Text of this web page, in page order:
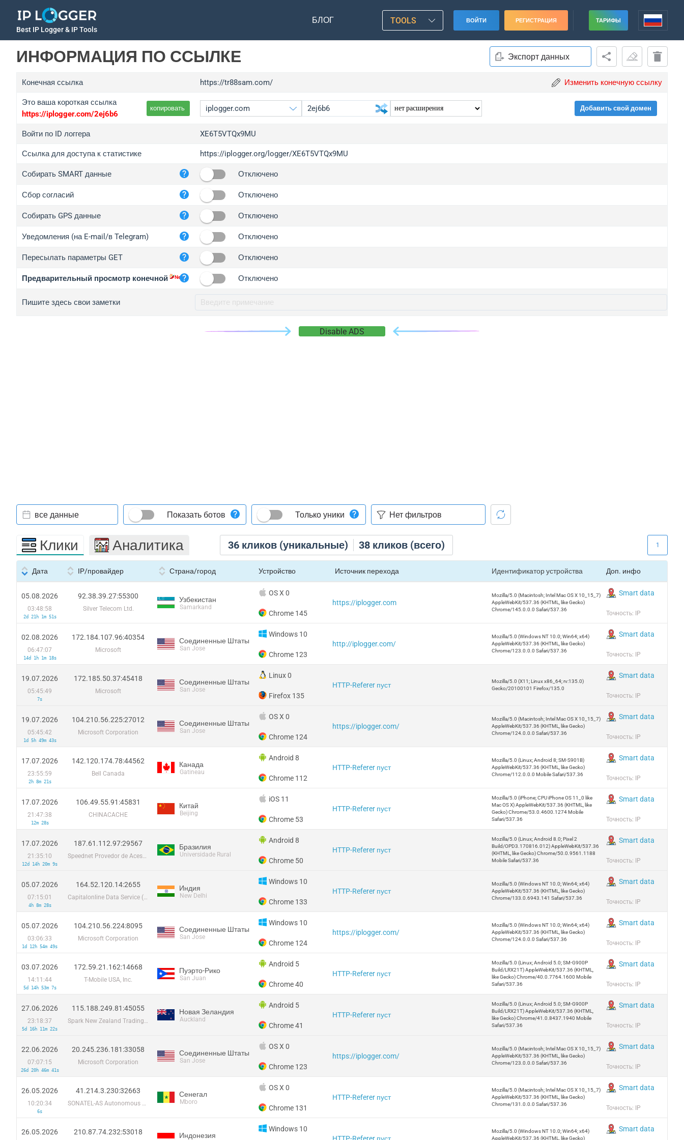
Best IP Logger & IP Tools
БЛОГ TOOLS ВОЙТИ РЕГИСТРАЦИЯ ТАРИФЫ
ИНФОРМАЦИЯ ПО ССЫЛКЕ Экспорт данных
Конечная ссылка https://tr88sam.com/ Изменить конечную ссылку
Это ваша короткая ссылка
https://iplogger.com/2ej6b6
копировать
iplogger.org
wl.gl
ed.tc
iplogger.com
iplogger.co
2no.co
yip.su
iplogger.info
Добавить свой домен
Войти по ID логгера XE6T5VTQx9MU
Ссылка для доступа к статистике https://iplogger.org/logger/XE6T5VTQx9MU
Собирать SMART данные Отключено
Сбор согласий Отключено
Собирать GPS данные Отключено
Уведомления (на E-mail/в Telegram) Отключено
Пересылать параметры GET Отключено
Предварительный просмотр конечной Отключено
Пишите здесь свои заметки
Disable ADS
36 кликов (уникальные) 38 кликов (всего)
все данные Показать ботов Только уники
Клики Аналитика 1
Дата IP/провайдер Страна/город Устройство Источник перехода Идентификатор устройства Доп. инфо
05.08.2026
03:48:58
2d 21h 1m 51s
92.38.39.27:55300
Silver Telecom Ltd.
Узбекистан
Samarkand
OS X 0
Chrome 145
https://iplogger.com
Mozilla/5.0 (Macintosh; Intel Mac OS X 10_15_7)
AppleWebKit/537.36 (KHTML, like Gecko)
Chrome/145.0.0.0 Safari/537.36
Smart data
Точность: IP
02.08.2026
06:47:07
14d 1h 1m 18s
172.184.107.96:40354
Microsoft
Соединенные Штаты
San Jose
Windows 10
Chrome 123
http://iplogger.com/
Mozilla/5.0 (Windows NT 10.0; Win64; x64)
AppleWebKit/537.36 (KHTML, like Gecko)
Chrome/123.0.0.0 Safari/537.36
Smart data
Точность: IP
19.07.2026
05:45:49
7s
172.185.50.37:45418
Microsoft
Соединенные Штаты
San Jose
Linux 0
Firefox 135
HTTP-Referer пуст
Mozilla/5.0 (X11; Linux x86_64; rv:135.0)
Gecko/20100101 Firefox/135.0
Smart data
Точность: IP
19.07.2026
05:45:42
1d 5h 49m 43s
104.210.56.225:27012
Microsoft Corporation
Соединенные Штаты
San Jose
OS X 0
Chrome 124
https://iplogger.com/
Mozilla/5.0 (Macintosh; Intel Mac OS X 10_15_7)
AppleWebKit/537.36 (KHTML, like Gecko)
Chrome/124.0.0.0 Safari/537.36
Smart data
Точность: IP
17.07.2026
23:55:59
2h 8m 21s
142.120.174.78:44562
Bell Canada
Канада
Gatineau
Android 8
Chrome 112
HTTP-Referer пуст
Mozilla/5.0 (Linux; Android 8; SM-S901B)
AppleWebKit/537.36 (KHTML, like Gecko)
Chrome/112.0.0.0 Mobile Safari/537.36
Smart data
Точность: IP
17.07.2026
21:47:38
12m 28s
106.49.55.91:45831
CHINACACHE
Китай
Beijing
iOS 11
Chrome 53
HTTP-Referer пуст
Mozilla/5.0 (iPhone; CPU iPhone OS 11_0 like
Mac OS X) AppleWebKit/537.36 (KHTML, like
Gecko) Chrome/53.0.4600.1274 Mobile
Safari/537.36
Smart data
Точность: IP
17.07.2026
21:35:10
12d 14h 20m 9s
187.61.112.97:29567
Speednet Provedor de Acesso a Internet Ltda
Бразилия
Universidade Rural
Android 8
Chrome 50
HTTP-Referer пуст
Mozilla/5.0 (Linux; Android 8.0; Pixel 2
Build/OPD3.170816.012) AppleWebKit/537.36
(KHTML, like Gecko) Chrome/50.0.9561.1188
Mobile Safari/537.36
Smart data
Точность: IP
05.07.2026
07:15:01
4h 8m 28s
164.52.120.14:2655
Capitalonline Data Service (HK) Co
Индия
New Delhi
Windows 10
Chrome 133
HTTP-Referer пуст
Mozilla/5.0 (Windows NT 10.0; Win64; x64)
AppleWebKit/537.36 (KHTML, like Gecko)
Chrome/133.0.6943.141 Safari/537.36
Smart data
Точность: IP
05.07.2026
03:06:33
1d 12h 54m 49s
104.210.56.224:8095
Microsoft Corporation
Соединенные Штаты
San Jose
Windows 10
Chrome 124
https://iplogger.com/
Mozilla/5.0 (Windows NT 10.0; Win64; x64)
AppleWebKit/537.36 (KHTML, like Gecko)
Chrome/124.0.0.0 Safari/537.36
Smart data
Точность: IP
03.07.2026
14:11:44
5d 14h 53m 7s
172.59.21.162:14668
T-Mobile USA, Inc.
Пуэрто-Рико
San Juan
Android 5
Chrome 40
HTTP-Referer пуст
Mozilla/5.0 (Linux; Android 5.0; SM-G900P
Build/LRX21T) AppleWebKit/537.36 (KHTML,
like Gecko) Chrome/40.0.7764.1600 Mobile
Safari/537.36
Smart data
Точность: IP
27.06.2026
23:18:37
5d 16h 11m 22s
115.188.249.81:45055
Spark New Zealand Trading Ltd
Новая Зеландия
Auckland
Android 5
Chrome 41
HTTP-Referer пуст
Mozilla/5.0 (Linux; Android 5.0; SM-G900P
Build/LRX21T) AppleWebKit/537.36 (KHTML,
like Gecko) Chrome/41.0.8437.1940 Mobile
Safari/537.36
Smart data
Точность: IP
22.06.2026
07:07:15
26d 20h 46m 41s
20.245.236.181:33058
Microsoft Corporation
Соединенные Штаты
San Jose
OS X 0
Chrome 123
https://iplogger.com/
Mozilla/5.0 (Macintosh; Intel Mac OS X 10_15_7)
AppleWebKit/537.36 (KHTML, like Gecko)
Chrome/123.0.0.0 Safari/537.36
Smart data
Точность: IP
26.05.2026
10:20:34
6s
41.214.3.230:32663
SONATEL-AS Autonomous System
Сенегал
Mboro
OS X 0
Chrome 131
HTTP-Referer пуст
Mozilla/5.0 (Macintosh; Intel Mac OS X 10_15_7)
AppleWebKit/537.36 (KHTML, like Gecko)
Chrome/131.0.0.0 Safari/537.36
Smart data
Точность: IP
26.05.2026 210.87.74.232:53018 Индонезия
Windows 10
Mozilla/5.0 (Windows NT 10.0; Win64; x64)
AppleWebKit/537.36 (KHTML, like Gecko)
Smart data